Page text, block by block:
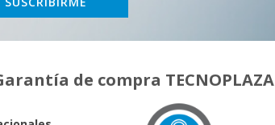
de compra TECNOPLAZA